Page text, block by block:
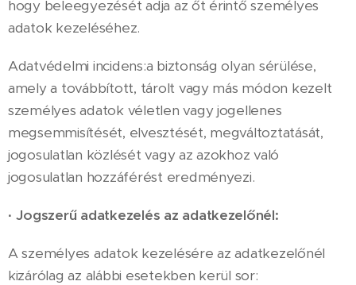
hogy beleegyezését adja az őt érintő személyes
adatok kezeléséhez.
Adatvédelmi incidens:a biztonság olyan sérülése,
amely a továbbított, tárolt vagy más módon kezelt
személyes adatok véletlen vagy jogellenes
megsemmisítését, elvesztését, megváltoztatását,
jogosulatlan közlését vagy az azokhoz való
jogosulatlan hozzáférést eredményezi.
·Jogszerű adatkezelés az adatkezelőnél:
A személyes adatok kezelésére az adatkezelőnél
kizárólag az alábbi esetekben kerül sor: